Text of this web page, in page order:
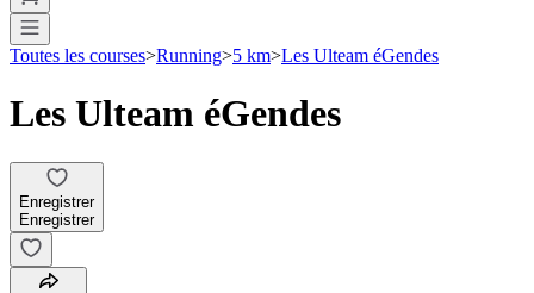
Toutes les courses>Running>5 km>Les Ulteam éGendes
Les Ulteam éGendes
Enregistrer
Enregistrer